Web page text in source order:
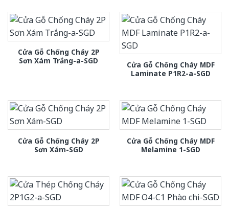
Cửa Gỗ Chống Cháy 2P
Sơn Xám Trắng-a-SGD
Cửa Gỗ Chống Cháy MDF
Laminate P1R2-a-SGD
Cửa Gỗ Chống Cháy 2P
Sơn Xám-SGD
Cửa Gỗ Chống Cháy MDF
Melamine 1-SGD